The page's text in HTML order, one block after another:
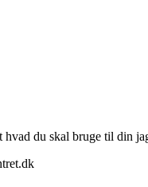
hvad du skal bruge til din